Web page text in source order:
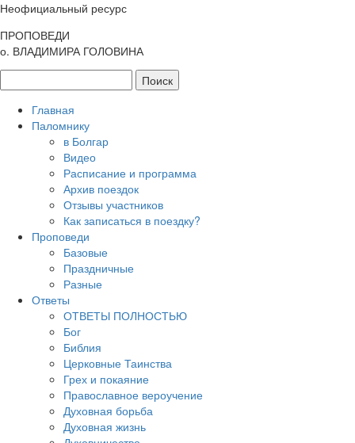
Неофициальный ресурс
ПРОПОВЕДИ
о. ВЛАДИМИРА ГОЛОВИНА
Главная
Паломнику
в Болгар
Видео
Расписание и программа
Архив поездок
Отзывы участников
Как записаться в поездку?
Проповеди
Базовые
Праздничные
Разные
Ответы
ОТВЕТЫ ПОЛНОСТЬЮ
Бог
Библия
Церковные Таинства
Грех и покаяние
Православное вероучение
Духовная борьба
Духовная жизнь